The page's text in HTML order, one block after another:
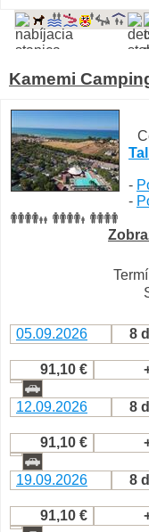
Kamemi
-
-
05.09.2026 8
91,10 €
12.09.2026 8
91,10 €
19.09.2026 8
91,10 €